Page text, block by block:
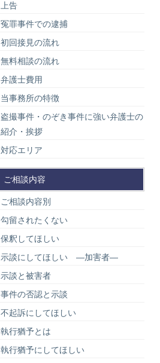
上告
冤罪事件での逮捕
初回接見の流れ
無料相談の流れ
弁護士費用
当事務所の特徴
盗撮事件・のぞき事件に強い弁護士の
紹介・挨拶
対応エリア
ご相談内容
ご相談内容別
勾留されたくない
保釈してほしい
示談にしてほしい ―加害者―
示談と被害者
事件の否認と示談
不起訴にしてほしい
執行猶予とは
執行猶予にしてほしい